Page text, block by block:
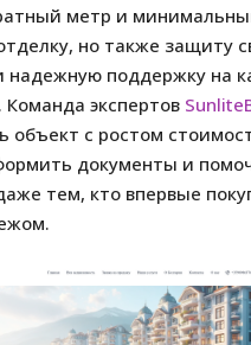
метр и
но также защиту
надежную поддержку на
Команда экспертов
объект с ростом
документы и
тем, кто впервые